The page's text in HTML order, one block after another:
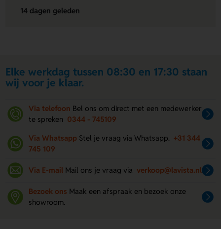
14 dagen geleden
Elke werkdag tussen 08:30 en 17:30 staan
wij voor je klaar.
Via telefoon Bel ons om direct met een medewerker
te spreken 0344 - 745109
Via Whatsapp Stel je vraag via Whatsapp. +31 344
745 109
Via E-mail Mail ons je vraag via verkoop@lavista.nl
Bezoek ons Maak een afspraak en bezoek onze
showroom.